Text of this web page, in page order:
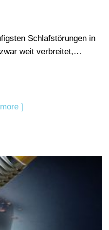
Schlafstörungen in
weit verbreitet,…
]